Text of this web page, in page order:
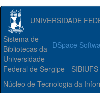
UNIVERSIDADE
DSpace
Sistema de
Bibliotecas da
Universidade
Federal de Sergipe - SIBIUFS
Núcleo de Tecnologia da